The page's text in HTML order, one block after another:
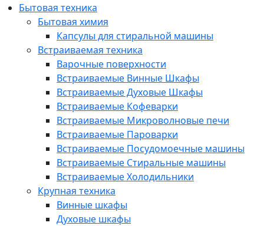
Бытовая техника
Бытовая химия
Капсулы для стиральной машины
Встраиваемая техника
Варочные поверхности
Встраиваемые Винные Шкафы
Встраиваемые Духовые Шкафы
Встраиваемые Кофеварки
Встраиваемые Микроволновые печи
Встраиваемые Пароварки
Встраиваемые Посудомоечные машины
Встраиваемые Стиральные машины
Встраиваемые Холодильники
Крупная техника
Винные шкафы
Духовые шкафы